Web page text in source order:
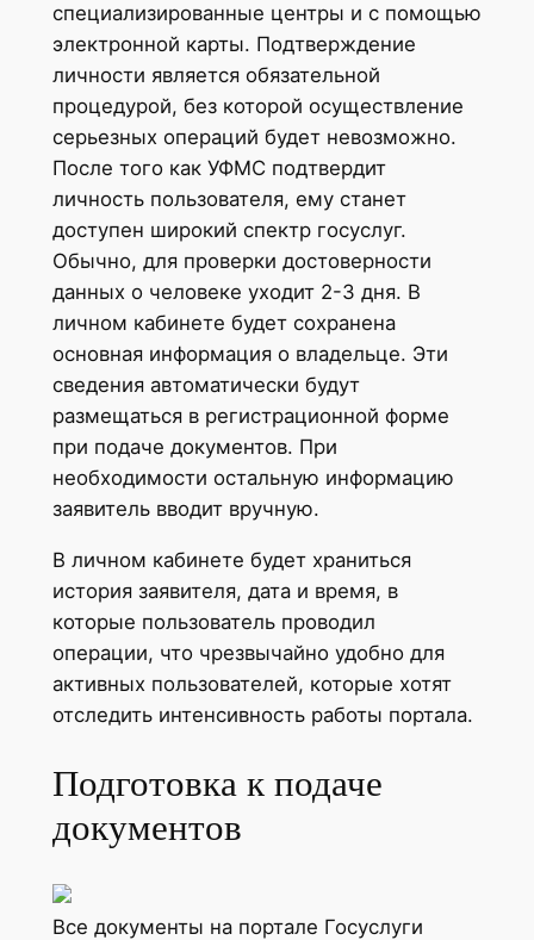
специализированные центры и с помощью
электронной карты. Подтверждение
личности является обязательной
процедурой, без которой осуществление
серьезных операций будет невозможно.
После того как УФМС подтвердит
личность пользователя, ему станет
доступен широкий спектр госуслуг.
Обычно, для проверки достоверности
данных о человеке уходит 2-3 дня. В
личном кабинете будет сохранена
основная информация о владельце. Эти
сведения автоматически будут
размещаться в регистрационной форме
при подаче документов. При
необходимости остальную информацию
заявитель вводит вручную.
В личном кабинете будет храниться
история заявителя, дата и время, в
которые пользователь проводил
операции, что чрезвычайно удобно для
активных пользователей, которые хотят
отследить интенсивность работы портала.
Подготовка к подаче
документов
Все документы на портале Госуслуги